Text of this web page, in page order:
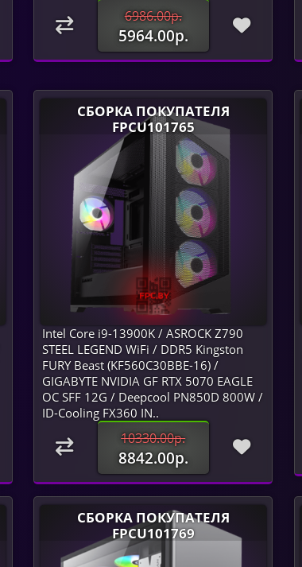
6986.00р.
5964.00р.
СБОРКА ПОКУПАТЕЛЯ
FPCU101765
Intel Core i9-13900K / ASROCK Z790
STEEL LEGEND WiFi / DDR5 Kingston
FURY Beast (KF560C30BBE-16) /
GIGABYTE NVIDIA GF RTX 5070 EAGLE
OC SFF 12G / Deepcool PN850D 800W /
ID-Cooling FX360 IN..
10330.00р.
8842.00р.
СБОРКА ПОКУПАТЕЛЯ
FPCU101769